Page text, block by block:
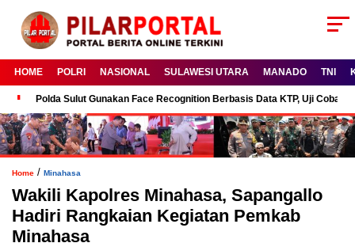
HOME POLRI NASIONAL SULAWESI UTARA MANADO TNI
Polda Sulut Gunakan Face Recognition Berbasis Data KTP, Uji Coba
Home / Minahasa
Wakili Kapolres Minahasa, Sapangallo
Hadiri Rangkaian Kegiatan Pemkab
Minahasa